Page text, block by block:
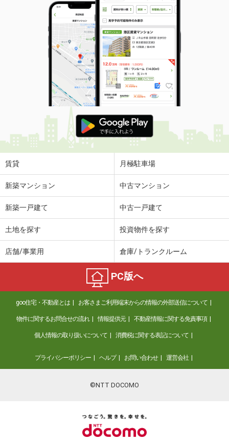
賃貸 月極駐車場
新築マンション 中古マンション
新築一戸建て 中古一戸建て
土地を探す 投資物件を探す
店舗/事業用 倉庫/トランクルーム
PC版へ
goo住宅・不動産とは お客さまご利用端末からの情報の外部送信について
物件に関するお問合せの流れ 情報提供元 不動産情報に関する免責事項
個人情報の取り扱いについて 消費税に関する表記について
プライバシーポリシー ヘルプ お問い合わせ 運営会社
©NTT DOCOMO